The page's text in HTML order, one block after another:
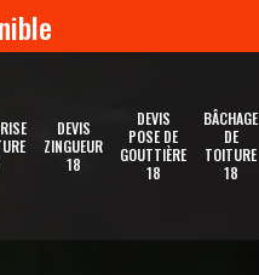
DEVIS
ZINGUEUR
18
DEVIS
POSE DE
GOUTTIÈRE
18
BÂCHAGE
DE
TOITURE
18